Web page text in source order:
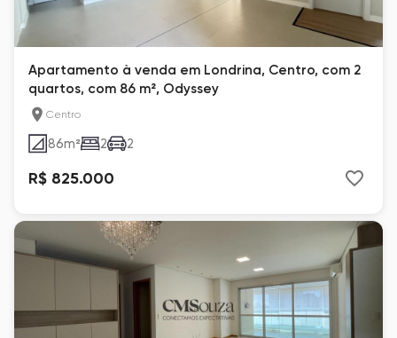
Apartamento à venda em Londrina, Centro, com 2
quartos, com 86 m², Odyssey
Centro
86m² 2 2
R$ 825.000